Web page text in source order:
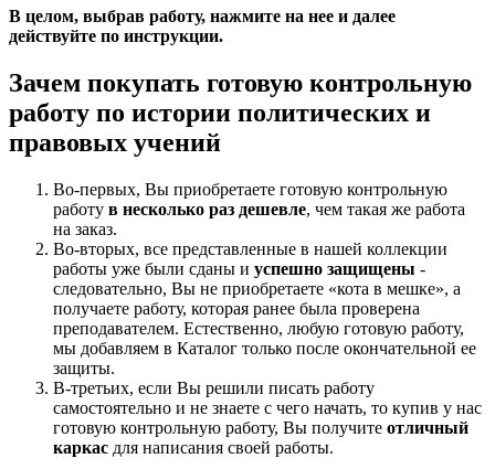
В целом, выбрав работу, нажмите на нее и далее
действуйте по инструкции.
Зачем покупать готовую контрольную
работу по истории политических и
правовых учений
Во-первых, Вы приобретаете готовую контрольную
работу в несколько раз дешевле, чем такая же работа
на заказ.
Во-вторых, все представленные в нашей коллекции
работы уже были сданы и успешно защищены -
следовательно, Вы не приобретаете «кота в мешке», а
получаете работу, которая ранее была проверена
преподавателем. Естественно, любую готовую работу,
мы добавляем в Каталог только после окончательной ее
защиты.
В-третьих, если Вы решили писать работу
самостоятельно и не знаете с чего начать, то купив у нас
готовую контрольную работу, Вы получите отличный
каркас для написания своей работы.